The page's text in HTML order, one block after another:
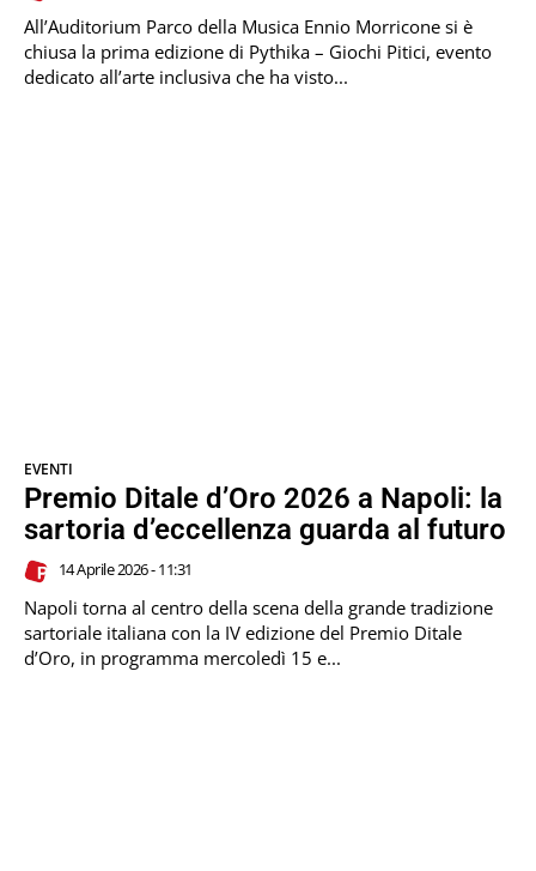
All’Auditorium Parco della Musica Ennio Morricone si è
chiusa la prima edizione di Pythika – Giochi Pitici, evento
dedicato all’arte inclusiva che ha visto...
EVENTI
Premio Ditale d’Oro 2026 a Napoli: la
sartoria d’eccellenza guarda al futuro
14 Aprile 2026 - 11:31
Napoli torna al centro della scena della grande tradizione
sartoriale italiana con la IV edizione del Premio Ditale
d’Oro, in programma mercoledì 15 e...